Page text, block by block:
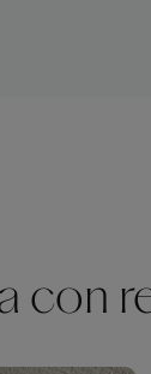
con